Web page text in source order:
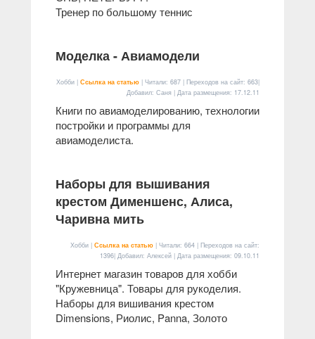
Тренер по большому теннис
Моделка - Авиамодели
Хобби | Ссылка на статью | Читали: 687 | Переходов на сайт: 663|
Добавил: Саня | Дата размещения: 17.12.11
Книги по авиамоделированию, технологии
постройки и программы для
авиамоделиста.
Наборы для вышивания
крестом Дименшенс, Алиса,
Чаривна мить
Хобби | Ссылка на статью | Читали: 664 | Переходов на сайт:
1396| Добавил: Алексей | Дата размещения: 09.10.11
Интернет магазин товаров для хобби
"Кружевница". Товары для рукоделия.
Наборы для вишивания крестом
Dimensions, Риолис, Panna, Золото